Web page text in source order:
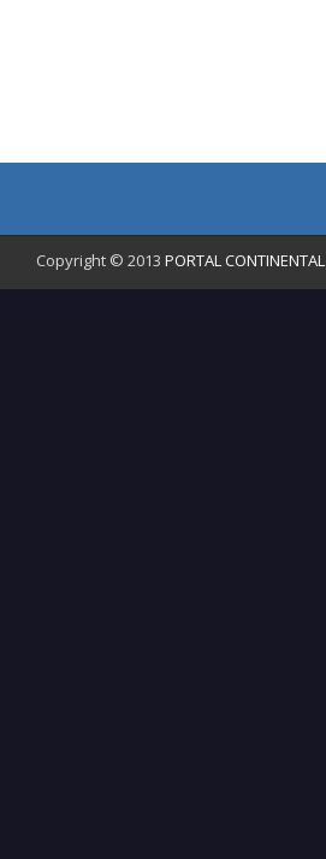
Copyright © 2013 PORTAL CONTINENTAL